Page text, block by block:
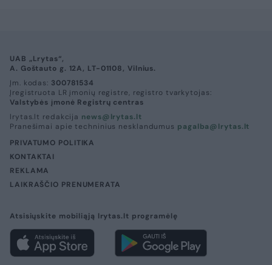
UAB „Lrytas“,
A. Goštauto g. 12A, LT-01108, Vilnius.
Įm. kodas: 300781534
Įregistruota LR įmonių registre, registro tvarkytojas:
Valstybės įmonė Registrų centras
lrytas.lt redakcija news@lrytas.lt
Pranešimai apie techninius nesklandumus pagalba@lrytas.lt
PRIVATUMO POLITIKA
KONTAKTAI
REKLAMA
LAIKRAŠČIO PRENUMERATA
Atsisiųskite mobiliąją lrytas.lt programėlę